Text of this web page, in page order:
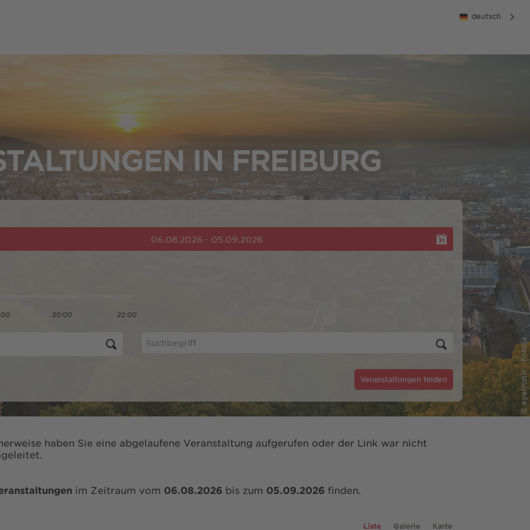
deutsch
© eyetronic - Fotolia
IN FREIBURG
06.08.2026 - 05.09.2026
20:00 22:00
Veranstaltungen finden
haben Sie eine abgelaufene Veranstaltung aufgerufen oder der Link war nicht
im Zeitraum vom 06.08.2026 bis zum 05.09.2026 finden.
Liste Galerie Karte